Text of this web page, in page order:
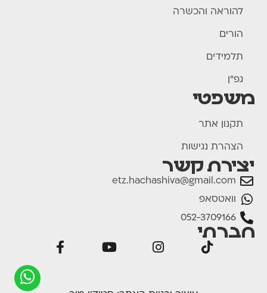
להוראה והכשרה
הורים
תלמידים
גפ"ן
משפטי
תקנון אתר
הצהרת נגישות
יצירת קשר
etz.hachashiva@gmail.com
וואטסאפ
052-3709166
חברתי